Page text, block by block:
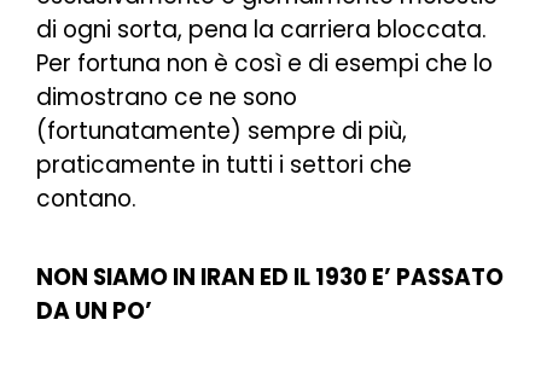
di ogni sorta, pena la carriera bloccata.
Per fortuna non è così e di esempi che lo
dimostrano ce ne sono
(fortunatamente) sempre di più,
praticamente in tutti i settori che
contano.
NON SIAMO IN IRAN ED IL 1930 E’ PASSATO
DA UN PO’